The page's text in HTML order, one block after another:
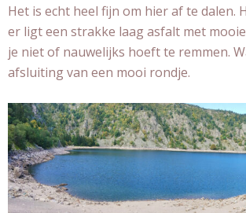
Het is echt heel fijn om hier af te dalen.
er ligt een strakke laag asfalt met
je niet of nauwelijks hoeft te remmen.
afsluiting van een mooi rondje.